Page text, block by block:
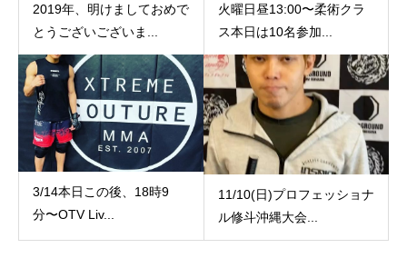
2019年、明けましておめで
とうございございま...
火曜日昼13:00〜柔術クラ
ス本日は10名参加...
3/14本日この後、18時9
分〜OTV Liv...
11/10(日)プロフェッショナ
ル修斗沖縄大会...